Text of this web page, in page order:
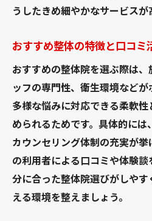
うしたきめ細やかなサービスが
おすすめ整体の特徴と口コミ
おすすめの整体院を選ぶ際は
ッフの専門性、衛生環境などが
多様な悩みに対応できる柔軟
められるためです。具体的に
カウンセリング体制の充実が
の利用者による口コミや体験
分に合った整体院選びがしや
える環境を整えましょう。